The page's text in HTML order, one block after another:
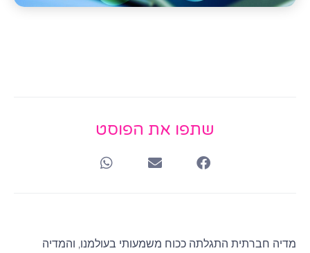
שתפו את הפוסט
מדיה חברתית התגלתה ככוח משמעותי בעולמנו, והמדיה